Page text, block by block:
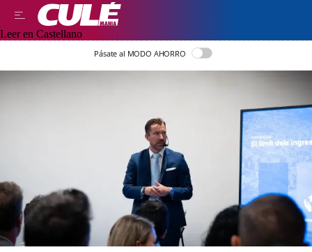
Leer en Castellano
Pásate al MODO AHORRO